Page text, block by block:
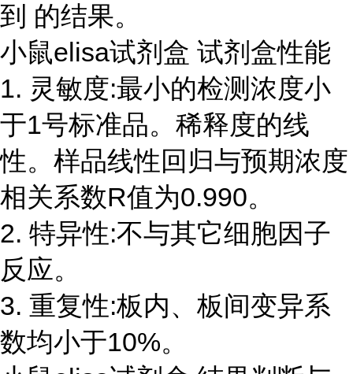
到 的结果。
小鼠elisa试剂盒 试剂盒性能
1. 灵敏度:最小的检测浓度小
于1号标准品。稀释度的线
性。样品线性回归与预期浓度
相关系数R值为0.990。
2. 特异性:不与其它细胞因子
反应。
3. 重复性:板内、板间变异系
数均小于10%。